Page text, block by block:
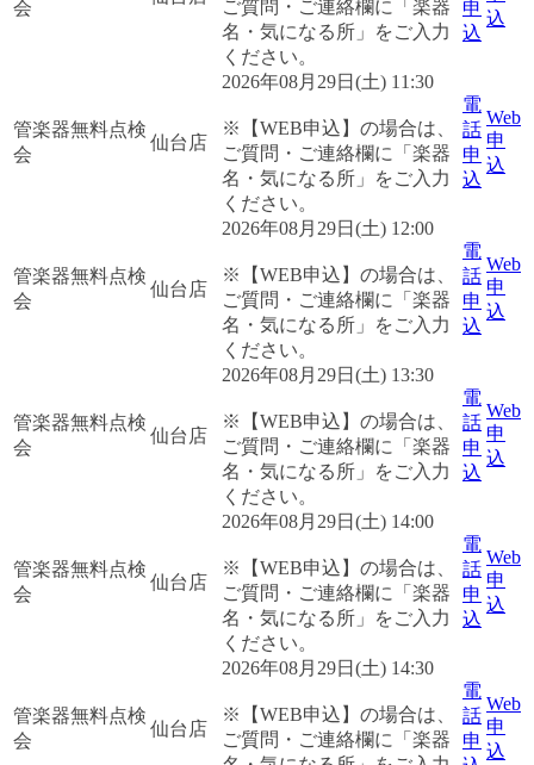
会
ご質問・ご連絡欄に「楽器
名・気になる所」をご入力
ください。
申
込
込
管楽器無料点検
会
仙台店
2026年08月29日(土) 11:30
※【WEB申込】の場合は、
ご質問・ご連絡欄に「楽器
名・気になる所」をご入力
ください。
電
話
申
込
Web
申
込
管楽器無料点検
会
仙台店
2026年08月29日(土) 12:00
※【WEB申込】の場合は、
ご質問・ご連絡欄に「楽器
名・気になる所」をご入力
ください。
電
話
申
込
Web
申
込
管楽器無料点検
会
仙台店
2026年08月29日(土) 13:30
※【WEB申込】の場合は、
ご質問・ご連絡欄に「楽器
名・気になる所」をご入力
ください。
電
話
申
込
Web
申
込
管楽器無料点検
会
仙台店
2026年08月29日(土) 14:00
※【WEB申込】の場合は、
ご質問・ご連絡欄に「楽器
名・気になる所」をご入力
ください。
電
話
申
込
Web
申
込
管楽器無料点検
会
仙台店
2026年08月29日(土) 14:30
※【WEB申込】の場合は、
ご質問・ご連絡欄に「楽器
電
話
申
Web
申
込